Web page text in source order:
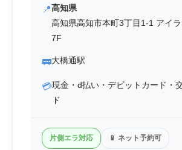
📍高知県
高知県高知市本町3丁目1-1 アイ
7F
🚃大橋通駅
💳現金・d払い・デビットカード・
ド
片側エラ対応 📱 ネット予約可